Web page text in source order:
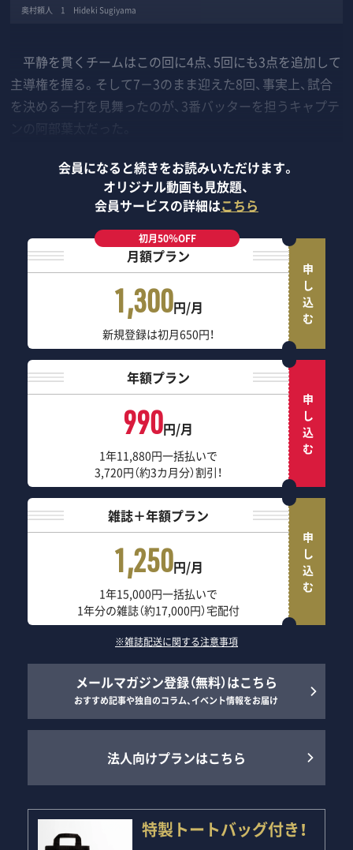
奥村頼人 1 Hideki Sugiyama
平静を貫くチームはこの回に4点、5回にも3点を追加して
主導権を握る。そして7－3のまま迎えた8回、事実上、試合
を決める一打を見舞ったのが、3番バッターを担うキャプテ
会員になると続きをお読みいただけます。
オリジナル動画も見放題、
会員サービスの詳細はこちら
初月50％OFF
月額プラン
1,300円/月
新規登録は初月650円！
申し込む
年額プラン
990円/月
1年11,880円一括払いで
3,720円（約3カ月分）割引！
申し込む
雑誌＋年額プラン
1,250円/月
1年15,000円一括払いで
1年分の雑誌（約17,000円）宅配付
申し込む
※雑誌配送に関する注意事項
メールマガジン登録（無料）はこちら
おすすめ記事や独自のコラム、イベント情報をお届け
法人向けプランはこちら
特製トートバッグ付き！